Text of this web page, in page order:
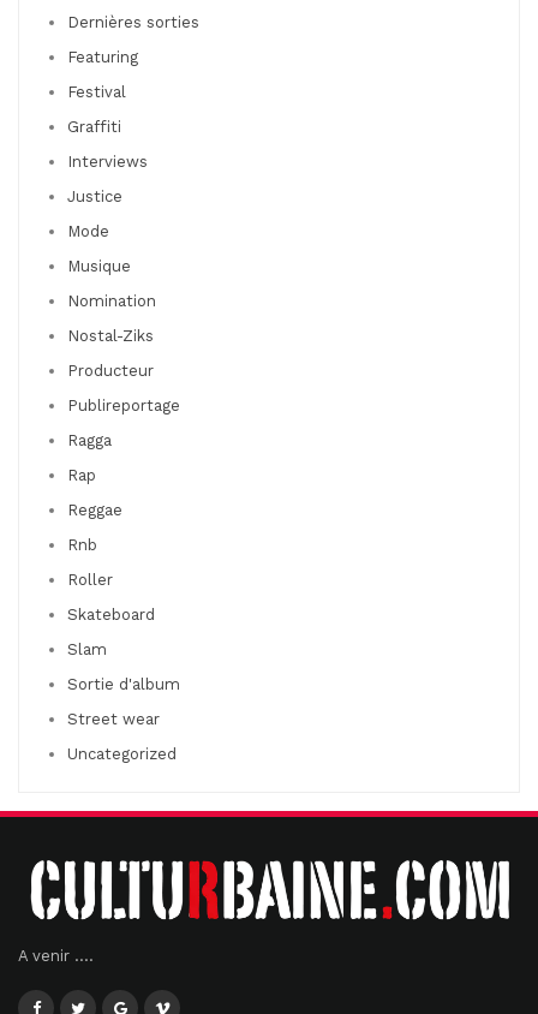
Dernières sorties
Featuring
Festival
Graffiti
Interviews
Justice
Mode
Musique
Nomination
Nostal-Ziks
Producteur
Publireportage
Ragga
Rap
Reggae
Rnb
Roller
Skateboard
Slam
Sortie d'album
Street wear
Uncategorized
A venir ....